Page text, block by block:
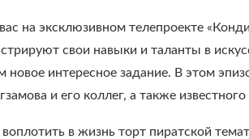
на эксклюзивном телепроекте
свои навыки и таланты в
интересное задание. В этом
и его коллег, а также
в жизнь торт пиратской